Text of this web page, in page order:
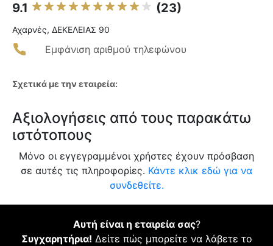
9.1 (23)
Αχαρνές, ΔΕΚΕΛΕΙΑΣ 90
Εμφάνιση αριθμού τηλεφώνου
Σχετικά με την εταιρεία:
Αξιολογήσεις από τους παρακάτω
ιστότοπους
Μόνο οι εγγεγραμμένοι χρήστες έχουν πρόσβαση
σε αυτές τις πληροφορίες. Κάντε κλικ εδώ για να
συνδεθείτε.
Αυτή είναι η εταιρεία σας?
Συγχαρητήρια! Δείτε πώς μπορείτε να λάβετε το